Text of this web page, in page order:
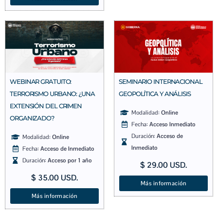
WEBINAR GRATUITO:
TERRORISMO URBANO: ¿UNA
EXTENSIÓN DEL CRIMEN
ORGANIZADO?
Modalidad: Online
Fecha: Acceso de Inmediato
Duración: Acceso por 1 año
$ 35.00 USD.
Más información
SEMINARIO INTERNACIONAL
GEOPOLÍTICA Y ANÁLISIS
Modalidad: Online
Fecha: Acceso Inmediato
Duración: Acceso de
Inmediato
$ 29.00 USD.
Más información